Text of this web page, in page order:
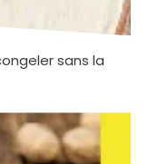
sans la